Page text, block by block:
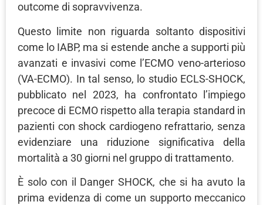
outcome di sopravvivenza.
Questo limite non riguarda soltanto dispositivi
come lo IABP, ma si estende anche a supporti più
avanzati e invasivi come l’ECMO veno-arterioso
(VA-ECMO). In tal senso, lo studio ECLS-SHOCK,
pubblicato nel 2023, ha confrontato l’impiego
precoce di ECMO rispetto alla terapia standard in
pazienti con shock cardiogeno refrattario, senza
evidenziare una riduzione significativa della
mortalità a 30 giorni nel gruppo di trattamento.
È solo con il Danger SHOCK, che si ha avuto la
prima evidenza di come un supporto meccanico